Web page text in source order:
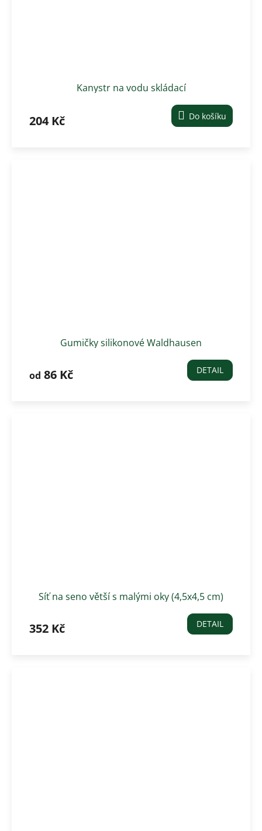
Kanystr na vodu skládací
204 Kč Do košíku
Gumičky silikonové Waldhausen
od 86 Kč DETAIL
Síť na seno větší s malými oky (4,5x4,5 cm)
352 Kč DETAIL